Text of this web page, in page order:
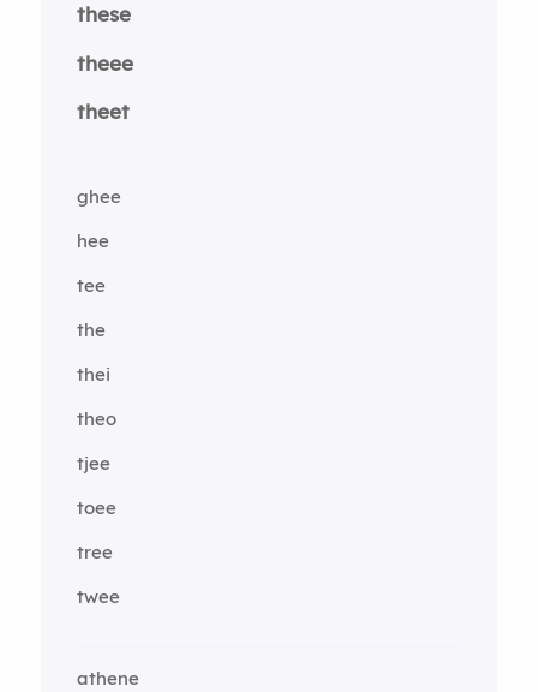
these
theee
theet
ghee
hee
tee
the
thei
theo
tjee
toee
tree
twee
athene